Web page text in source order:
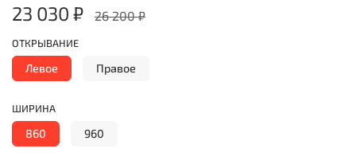
23 030 ₽ 26 200 ₽
ОТКРЫВАНИЕ
Левое Правое
ШИРИНА
860 960